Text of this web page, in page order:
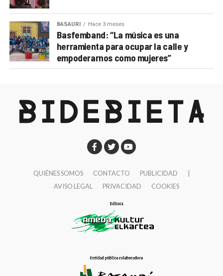
BASAURI Hace 3 meses
Basfemband: “La música es una
herramienta para ocupar la calle y
empoderarnos como mujeres”
QUIÉNES SOMOS CONTACTO PUBLICIDAD
AVISO LEGAL
PRIVACIDAD COOKIES